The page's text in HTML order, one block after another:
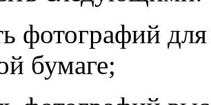
фотографий
бумаге;